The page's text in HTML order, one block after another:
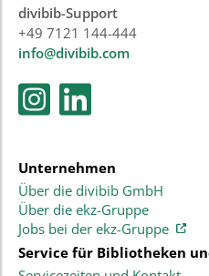
divibib-Support
+49 7121 144-444
info@divibib.com
Unternehmen
Über die divibib GmbH
Über die ekz-Gruppe
Jobs bei der ekz-Gruppe
Service für Bibliotheken